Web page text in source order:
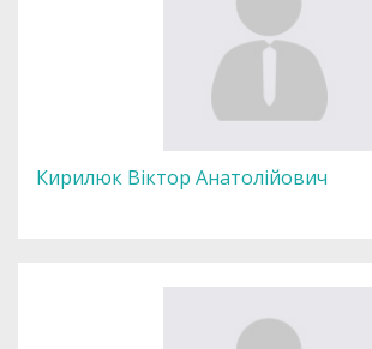
Кирилюк Віктор Анатолійович